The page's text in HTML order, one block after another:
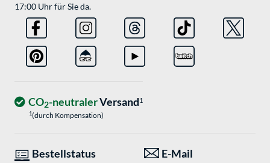
17:00 Uhr für Sie da.
CO2-neutralerVersand1
1(durch Kompensation)
Bestellstatus E-Mail